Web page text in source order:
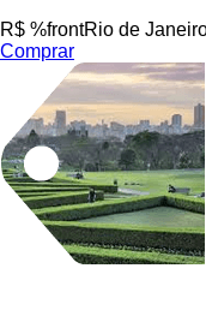
R$ %frontRio de
Comprar